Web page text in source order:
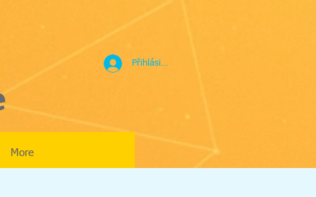
Přihlásit se
More